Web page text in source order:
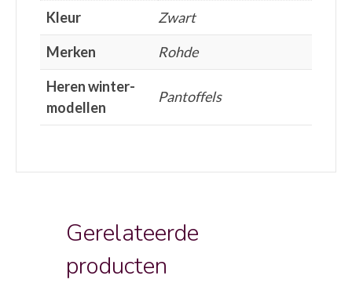
Kleur
Zwart
Merken
Rohde
Heren winter-
modellen
Pantoffels
Gerelateerde
producten